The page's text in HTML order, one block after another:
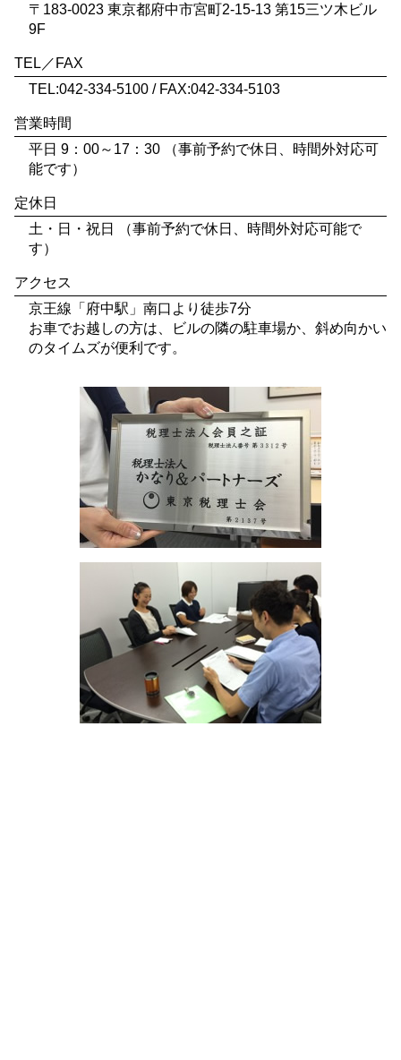
〒183-0023 東京都府中市宮町2-15-13 第15三ツ木ビル
9F
TEL／FAX
TEL:042-334-5100 / FAX:042-334-5103
営業時間
平日 9：00～17：30 （事前予約で休日、時間外対応可
能です）
定休日
土・日・祝日 （事前予約で休日、時間外対応可能で
す）
アクセス
京王線「府中駅」南口より徒歩7分
お車でお越しの方は、ビルの隣の駐車場か、斜め向かい
のタイムズが便利です。